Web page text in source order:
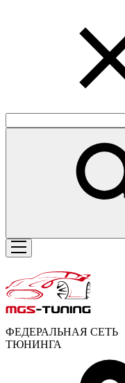
ФЕДЕРАЛЬНАЯ СЕТЬ
ТЮНИНГА